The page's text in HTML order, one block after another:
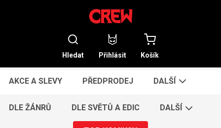
Hledat Přihlásit Košík
AKCE A SLEVY PŘEDPRODEJ DALŠÍ
DLE ŽÁNRŮ DLE SVĚTŮ A EDIC DALŠÍ